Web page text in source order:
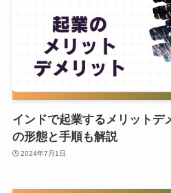
インドで起業するメリットデ
の形態と手順も解説
2024年7月1日